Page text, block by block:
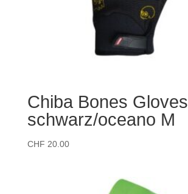
Chiba Bones Gloves
schwarz/oceano M
CHF 20.00